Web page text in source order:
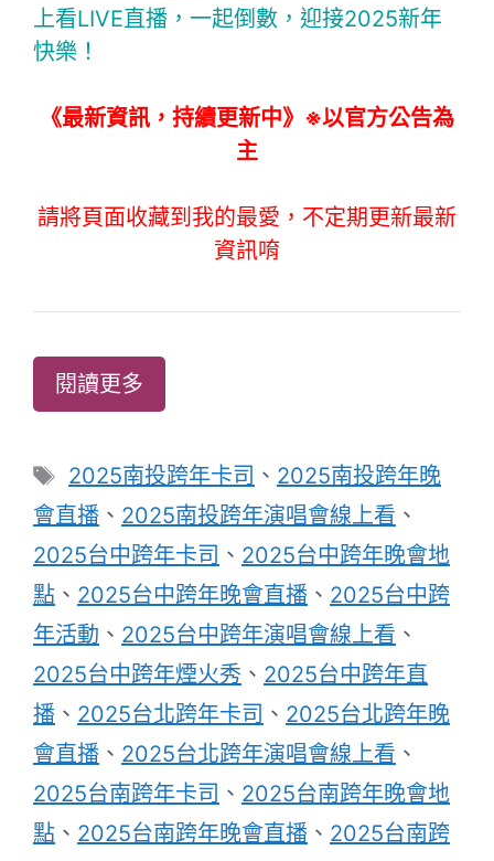
上看LIVE直播，一起倒數，迎接2025新年
快樂！
《最新資訊，持續更新中》※以官方公告為
主
請將頁面收藏到我的最愛，不定期更新最新
資訊唷
閱讀更多
標
籤
2025南投跨年卡司 、 2025南投跨年晚
會直播 、 2025南投跨年演唱會線上看 、
2025台中跨年卡司 、 2025台中跨年晚會地
點 、 2025台中跨年晚會直播 、 2025台中跨
年活動 、 2025台中跨年演唱會線上看 、
2025台中跨年煙火秀 、 2025台中跨年直
播 、 2025台北跨年卡司 、 2025台北跨年晚
會直播 、 2025台北跨年演唱會線上看 、
2025台南跨年卡司 、 2025台南跨年晚會地
點 、 2025台南跨年晚會直播 、 2025台南跨